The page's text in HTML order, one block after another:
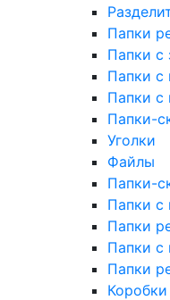
Папки
Папки с
Папки с
Папки
Папки-
Уголки
Файлы
Папки-
Папки с
Папки
Папки с
Папки